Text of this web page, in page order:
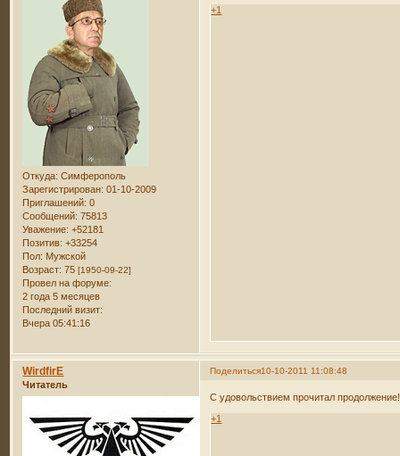
Откуда: Симферополь
Зарегистрирован: 01-10-2009
Приглашений: 0
Сообщений: 75813
Уважение: +52181
Позитив: +33254
Пол: Мужской
Возраст: 75[1950-09-22]
Провел на форуме:
2 года 5 месяцев
Последний визит:
Вчера 05:41:16
+1
Поделиться10-10-2011 11:08:48
WirdfirE
Читатель
С удовольствием прочитал
+1